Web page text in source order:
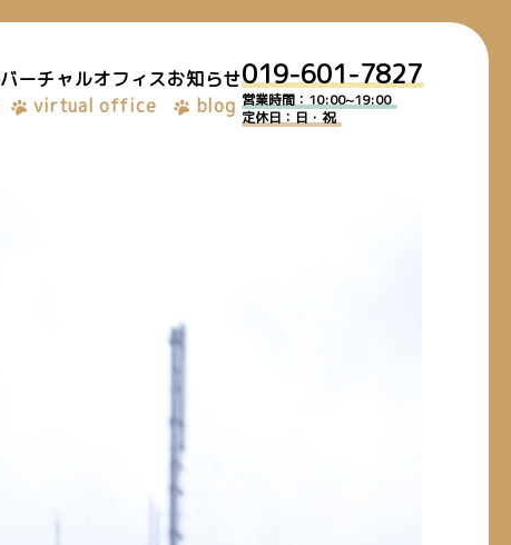
バーチャルオフィス
virtual office
お知らせ
blog
019-601-7827
営業時間：10:00~19:00
定休日：日・祝